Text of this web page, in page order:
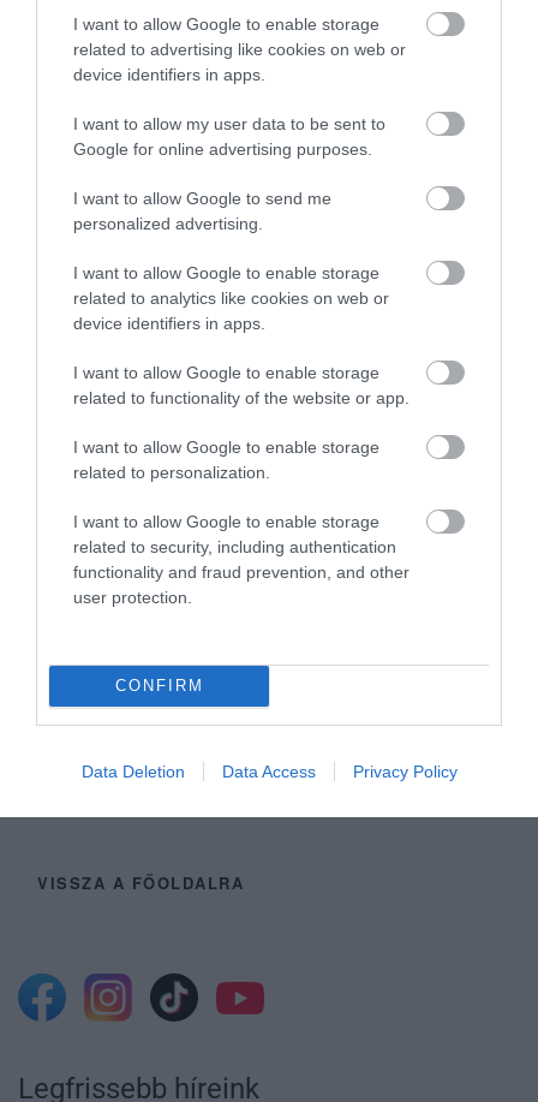
I want to allow Google to enable storage
related to advertising like cookies on web or
device identifiers in apps.
I want to allow my user data to be sent to
Google for online advertising purposes.
I want to allow Google to send me
personalized advertising.
I want to allow Google to enable storage
related to analytics like cookies on web or
device identifiers in apps.
I want to allow Google to enable storage
related to functionality of the website or app.
I want to allow Google to enable storage
related to personalization.
I want to allow Google to enable storage
related to security, including authentication
functionality and fraud prevention, and other
user protection.
CONFIRM
Data Deletion Data Access Privacy Policy
– írja az MTI.
Frissítés:azEger Hírek
ultramartonos sikerekről számolt be:
Herperger Anita, Kalamász Zsanett Rasika,
Kormos Katalin és Tichy Rita) az 5 fős női
kategóriában 2. helyezést ért el, 19:21:07-es
idővel.
– A SNAF 2fős vegyespáros (Bíró Tamás és
Szivós Orsolya) 19:29:33 alatt teljesítette a
távot, kategóriájukban 33 csapatból a 4.
helyezést elérve.
Az Ultramaraton részletes eredménylistái
olvashatók.
Ne maradjon le a legfrissebb hírekről, kövessen
VISSZA A FŐOLDALRA
Legfrissebb híreink